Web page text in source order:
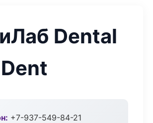
Dental
+7-937-549-84-21